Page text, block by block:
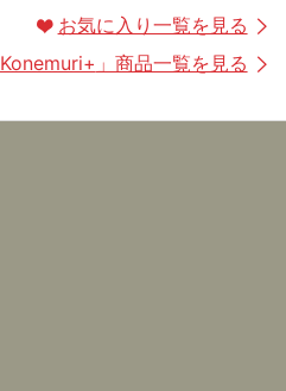
お気に入り一覧を見る
Konemuri+ 」商品一覧を見る